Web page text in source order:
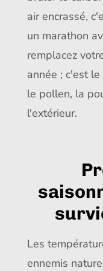
air encrassé,
un marathon
remplacez
année ; c'est
le pollen, la
l'extérieur.
Les
ennemis